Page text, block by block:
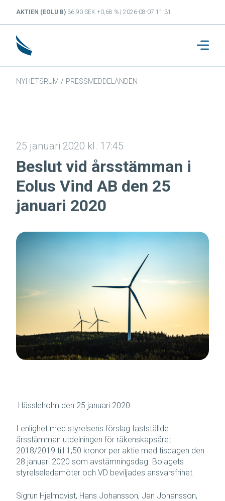
AKTIEN (EOLU B) 36,90 SEK +0,68 % | 2026-08-07 11:31
NYHETSRUM / PRESSMEDDELANDEN
25 januari 2020 kl. 17:45
Beslut vid årsstämman i
Eolus Vind AB den 25
januari 2020
Hässleholm den 25 januari 2020.
I enlighet med styrelsens förslag fastställde
årsstämman utdelningen för räkenskapsåret
2018/2019 till 1,50 kronor per aktie med tisdagen den
28 januari 2020 som avstämningsdag. Bolagets
styrelseledamöter och VD beviljades ansvarsfrihet.
Sigrun Hjelmqvist, Hans Johansson, Jan Johansson,